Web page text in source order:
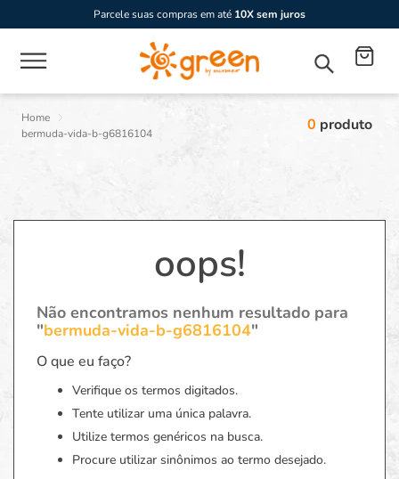
Parcele suas compras em até 10X sem juros
bermuda-vida-b-g6816104 0 produto
oops!
Não encontramos nenhum resultado para
"bermuda-vida-b-g6816104"
O que eu faço?
Verifique os termos digitados.
Tente utilizar uma única palavra.
Utilize termos genéricos na busca.
Procure utilizar sinônimos ao termo desejado.